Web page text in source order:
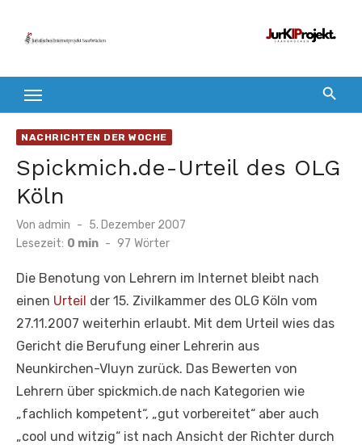
Inhalt
NACHRICHTEN DER WOCHE
Spickmich.de-Urteil des OLG
Köln
Von admin
Veröffentlicht
am
5. Dezember 2007
Lesezeit: 0 min - 97 Wörter
Die Benotung von Lehrern im Internet bleibt nach
einen Urteil der 15. Zivilkammer des OLG Köln vom
27.11.2007 weiterhin erlaubt. Mit dem Urteil wies das
Gericht die Berufung einer Lehrerin aus
Neunkirchen-Vluyn zurück. Das Bewerten von
Lehrern über spickmich.de nach Kategorien wie
„fachlich kompetent“, „gut vorbereitet“ aber auch
„cool und witzig“ ist nach Ansicht der Richter durch